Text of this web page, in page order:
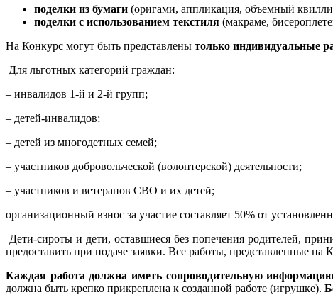
поделки из бумаги (оригами, аппликация, объемный
поделки с использованием текстиля (макраме,
На Конкурс могут быть представлены только индивидуальные
Для льготных категорий граждан:
– инвалидов 1-й и 2-й групп;
– детей-инвалидов;
– детей из многодетных семей;
– участников добровольческой (волонтерской) деятельности;
– участников и ветеранов СВО и их детей;
организационный взнос за участие составляет 50% от
Дети-сироты и дети, оставшиеся без попечения родителей,
предоставить при подаче заявки. Все работы, представленные на
Каждая работа должна иметь сопроводительную
должна быть крепко прикреплена к созданной работе (игрушке).